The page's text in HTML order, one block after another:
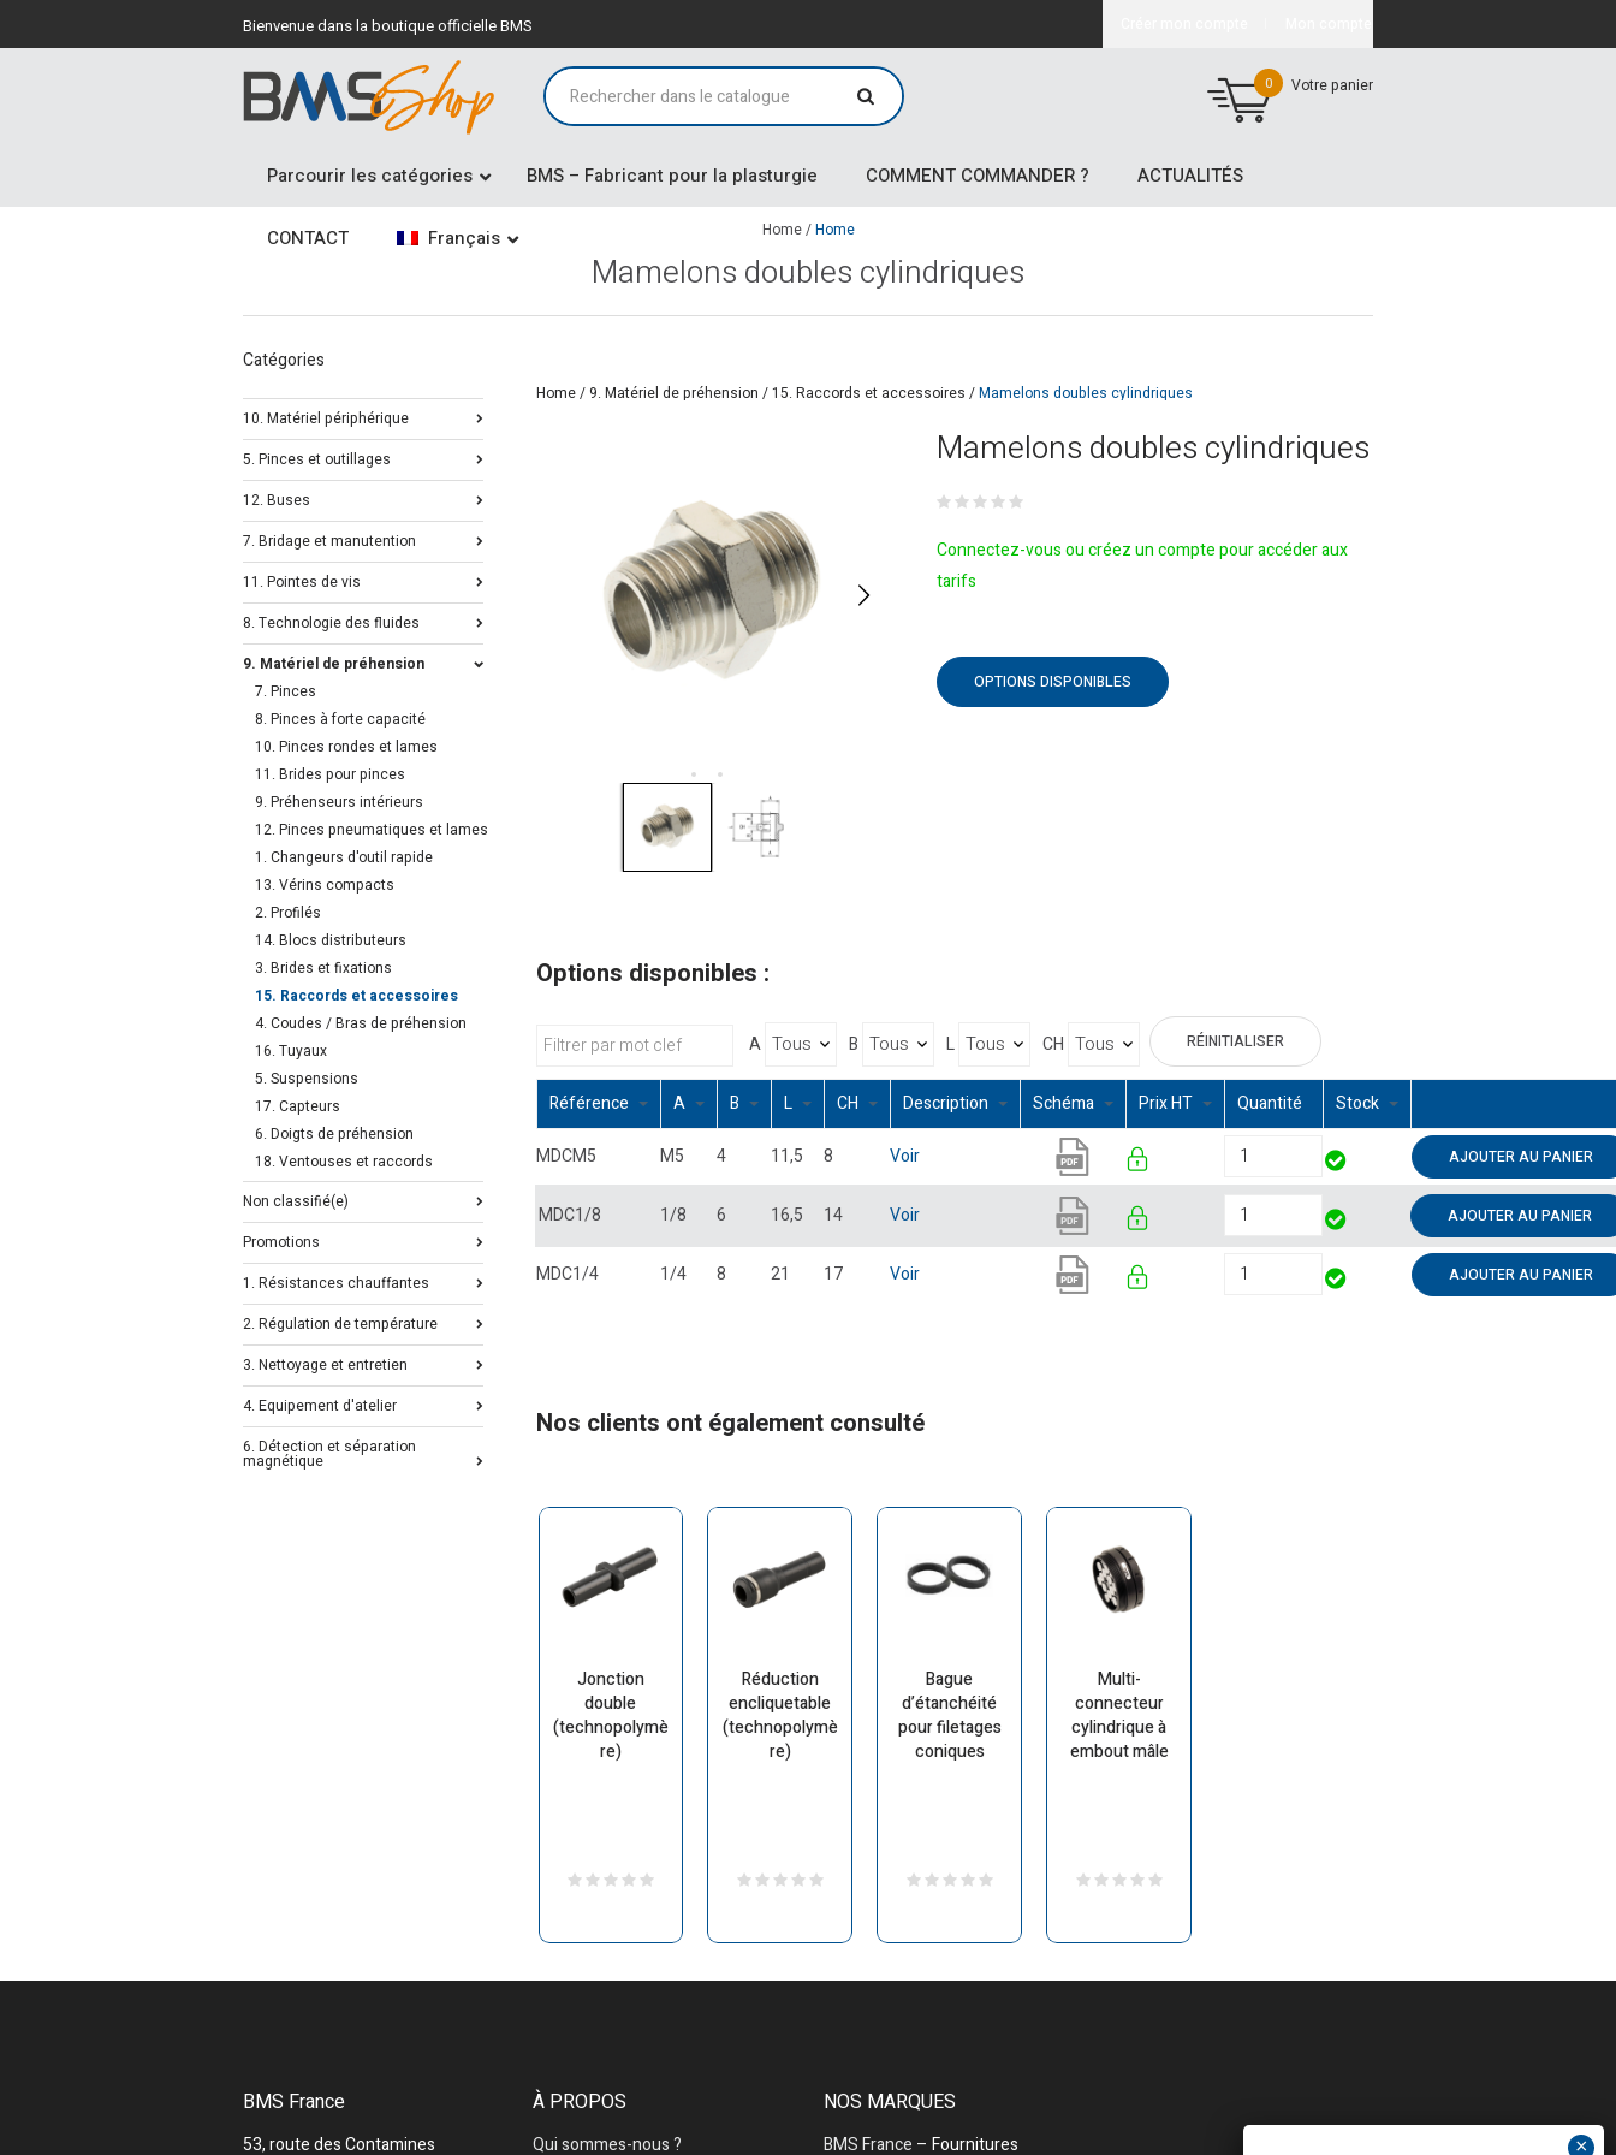
Bienvenue dans la boutique officielle BMS
0 Votre panier
Parcourir les catégories BMS – Fabricant pour la plasturgie COMMENT COMMANDER ? ACTUALITÉS
CONTACT Français Home/Home
Mamelons doubles cylindriques
Home/ 9. Matériel de préhension /15. Raccords et accessoires /Mamelons doubles cylindriques
Mamelons doubles cylindriques
Connectez-vous ou créez un compte pour accéder aux
tarifs
OPTIONS DISPONIBLES
Options disponibles :
A B L CH RÉINITIALISER
Référence A B L CH Description Schéma Prix HT Quantité Stock
MDCM5 M5 4 11,5 8 Voir AJOUTER AU PANIER
MDC1/8 1/8 6 16,5 14 Voir AJOUTER AU PANIER
MDC1/4 1/4 8 21 17 Voir AJOUTER AU PANIER
Nos clients ont également consulté
Jonction
double
(technopolymè
re)
Réduction
encliquetable
(technopolymè
re)
Bague
d’étanchéité
pour filetages
coniques
Multi-
connecteur
cylindrique à
embout mâle
Catégories
10. Matériel périphérique
5. Pinces et outillages
12. Buses
7. Bridage et manutention
11. Pointes de vis
8. Technologie des fluides
9. Matériel de préhension
7. Pinces
8. Pinces à forte capacité
10. Pinces rondes et lames
11. Brides pour pinces
9. Préhenseurs intérieurs
12. Pinces pneumatiques et lames
1. Changeurs d'outil rapide
13. Vérins compacts
2. Profilés
14. Blocs distributeurs
3. Brides et fixations
15. Raccords et accessoires
4. Coudes / Bras de préhension
16. Tuyaux
5. Suspensions
17. Capteurs
6. Doigts de préhension
18. Ventouses et raccords
Non classifié(e)
Promotions
1. Résistances chauffantes
2. Régulation de température
3. Nettoyage et entretien
4. Equipement d'atelier
6. Détection et séparation
magnétique
BMS France
53, route des Contamines
À PROPOS
Qui sommes-nous ?
NOS MARQUES
BMS France – Fournitures